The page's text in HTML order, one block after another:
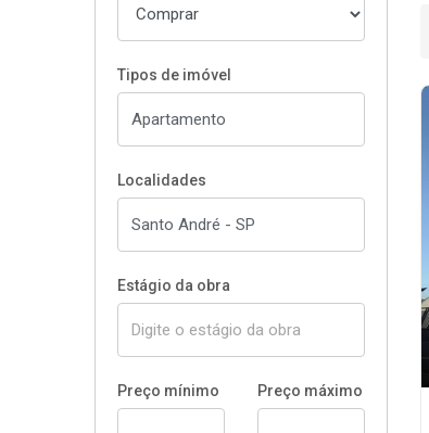
Tipos de imóvel
Localidades
Estágio da obra
Preço mínimo Preço máximo